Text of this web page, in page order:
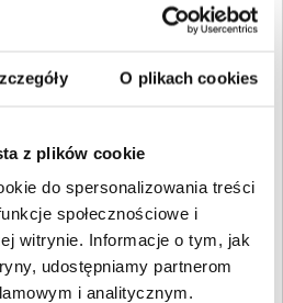
O plikach cookies
z plików cookie
do spersonalizowania treści
społecznościowe i
witrynie. Informacje o tym, jak
udostępniamy partnerom
i analitycznym.
Data wymagalności:13
kwietnia 2020
Wartość:178,51 PLN
kwietnia 2020
5. Gospodarcze
Wartość:252,43 PLN
Data wymagalności:15
kwietnia 2020